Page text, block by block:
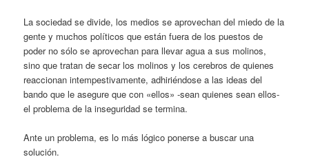
La sociedad se divide, los medios se aprovechan del miedo de la
gente y muchos políticos que están fuera de los puestos de
poder no sólo se aprovechan para llevar agua a sus molinos,
sino que tratan de secar los molinos y los cerebros de quienes
reaccionan intempestivamente, adhiriéndose a las ideas del
bando que le asegure que con «ellos» -sean quienes sean ellos-
el problema de la inseguridad se termina.
Ante un problema, es lo más lógico ponerse a buscar una
solución.